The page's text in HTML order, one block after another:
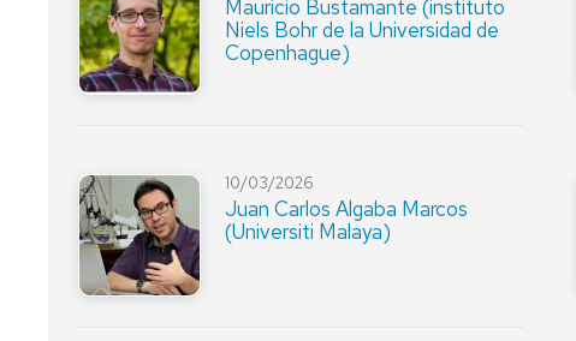
Mauricio Bustamante (instituto
Niels Bohr de la Universidad de
Copenhague)
10/03/2026
Juan Carlos Algaba Marcos
(Universiti Malaya)